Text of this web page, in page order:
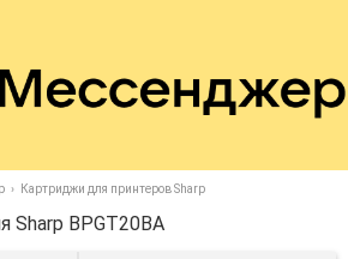
Картриджи для принтеров Sharp
Sharp BPGT20BA